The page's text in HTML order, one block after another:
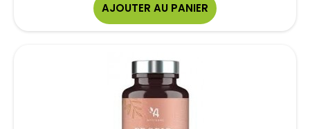
AJOUTER AU PANIER